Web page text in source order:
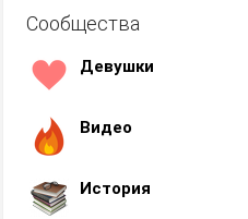
Сообщества
Девушки
Видео
История